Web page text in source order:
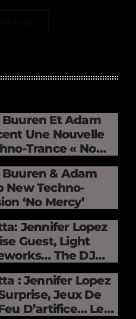
Et Adam
Une Nouvelle
Trance « No
& Adam
New Techno-
‘No Mercy’
Jennifer Lopez
Guest, Light
The DJ
: Jennifer Lopez
Jeux De
D’artifice… Le